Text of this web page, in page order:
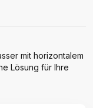
mit horizontalem
Lösung für Ihre